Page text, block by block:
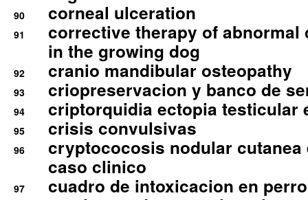
90 corneal ulceration
91
corrective therapy of abnormal
in the growing dog
92 cranio mandibular osteopathy
93 criopreservacion y banco de
94 criptorquidia ectopia testicular
95 crisis convulsivas
96
cryptococosis nodular cutanea
caso clinico
97
cuadro de intoxicacion en